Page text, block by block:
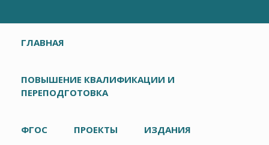
Главное меню
ГЛАВНАЯ
ПОВЫШЕНИЕ КВАЛИФИКАЦИИ И
ПЕРЕПОДГОТОВКА
ФГОС ПРОЕКТЫ ИЗДАНИЯ